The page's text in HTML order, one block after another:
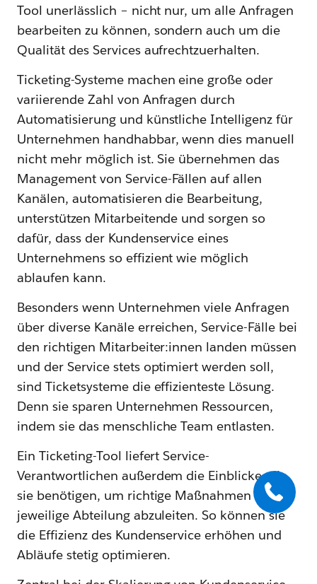
Tool unerlässlich – nicht nur, um alle Anfragen
bearbeiten zu können, sondern auch um die
Qualität des Services aufrechtzuerhalten.
Ticketing-Systeme machen eine große oder
variierende Zahl von Anfragen durch
Automatisierung und künstliche Intelligenz für
Unternehmen handhabbar, wenn dies manuell
nicht mehr möglich ist. Sie übernehmen das
Management von Service-Fällen auf allen
Kanälen, automatisieren die Bearbeitung,
unterstützen Mitarbeitende und sorgen so
dafür, dass der Kundenservice eines
Unternehmens so effizient wie möglich
ablaufen kann.
Besonders wenn Unternehmen viele Anfragen
über diverse Kanäle erreichen, Service-Fälle bei
den richtigen Mitarbeiter:innen landen müssen
und der Service stets optimiert werden soll,
sind Ticketsysteme die effizienteste Lösung.
Denn sie sparen Unternehmen Ressourcen,
indem sie das menschliche Team entlasten.
Ein Ticketing-Tool liefert Service-
Verantwortlichen außerdem die Einblicke, die
sie benötigen, um richtige Maßnahmen für die
jeweilige Abteilung abzuleiten. So können sie
die Effizienz des Kundenservice erhöhen und
Abläufe stetig optimieren.